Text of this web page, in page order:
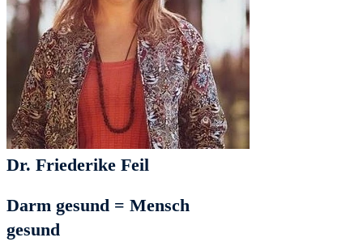
Dr. Friederike Feil
Darm gesund = Mensch
gesund